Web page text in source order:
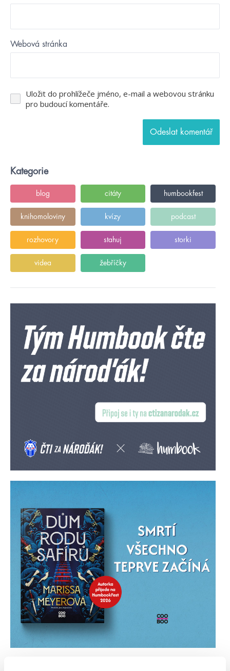
Webová stránka
Uložit do prohlížeče jméno, e-mail a webovou stránku
pro budoucí komentáře.
Kategorie
blog citáty humbookfest
knihomoloviny kvízy podcast
rozhovory stahuj storki
videa žebříčky